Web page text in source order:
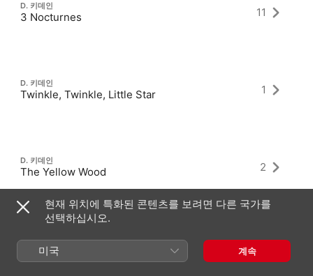
D. 키데인
3 Nocturnes 11
D. 키데인
Twinkle, Twinkle, Little Star 1
D. 키데인
The Yellow Wood 2
현재 위치에 특화된 콘텐츠를 보려면 다른 국가를
선택하십시오.
미국 계속